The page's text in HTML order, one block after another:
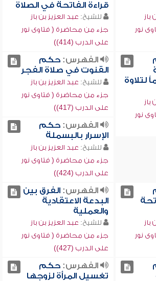
باز
نور
قراءة الفاتحة في الصلاة
للشيخ: عبد العزيز بن باز
جزء من محاضرة ( فتاوى نور
على الدرب (414))
لتلاوة
باز
نور
الفهرس:حكم
القنوت في صلاة الفجر
للشيخ: عبد العزيز بن باز
جزء من محاضرة ( فتاوى نور
على الدرب (417))
الفهرس:حكم
الإسرار بالبسملة
للشيخ: عبد العزيز بن باز
جزء من محاضرة ( فتاوى نور
على الدرب (424))
باز
نور
الفهرس:الفرق بين
البدعة الاعتقادية
والعملية
للشيخ: عبد العزيز بن باز
جزء من محاضرة ( فتاوى نور
على الدرب (427))
الفهرس:حكم
تغسيل المرأة لزوجها